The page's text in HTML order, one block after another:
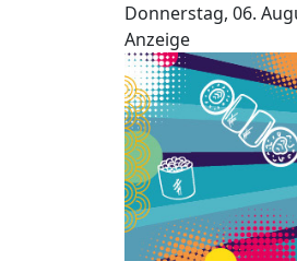
Donnerstag, 06.
Anzeige